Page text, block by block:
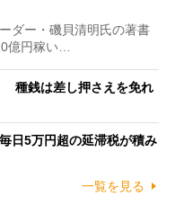
ダー・磯貝清明氏の著書
億円稼い…
種銭は差し押さえを免れ
日5万円超の延滞税が積み
一覧を見る